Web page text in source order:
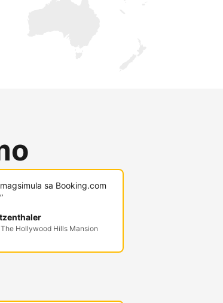
sa Booking.com
Hollywood Hills Mansion